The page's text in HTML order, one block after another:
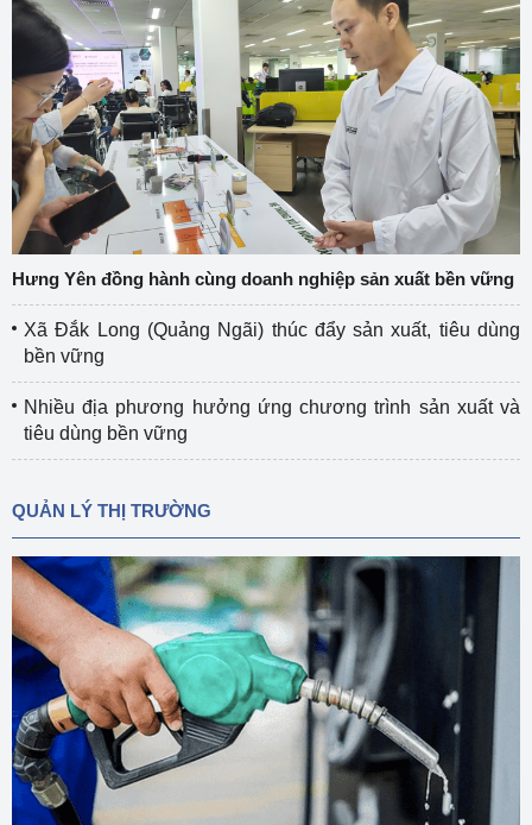
Hưng Yên đồng hành cùng doanh nghiệp sản xuất bền vững
Xã Đắk Long (Quảng Ngãi) thúc đẩy sản xuất, tiêu dùng
bền vững
Nhiều địa phương hưởng ứng chương trình sản xuất và
tiêu dùng bền vững
QUẢN LÝ THỊ TRƯỜNG